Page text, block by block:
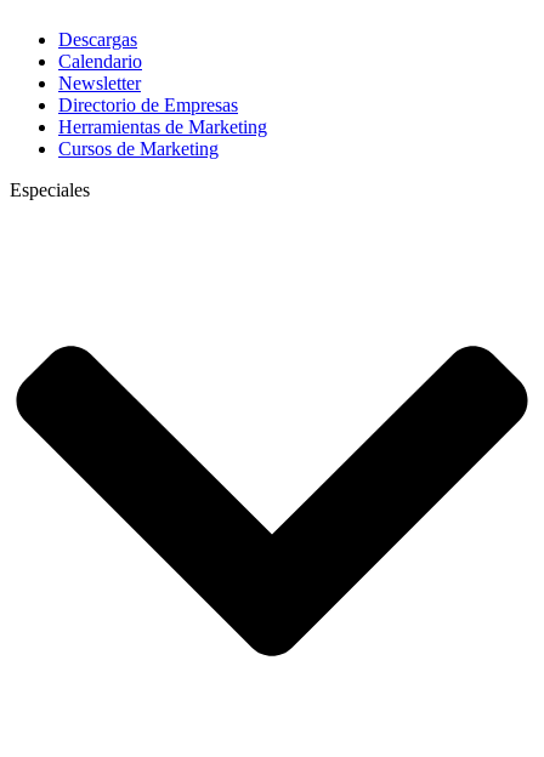
Descargas
Calendario
Newsletter
Directorio de Empresas
Herramientas de Marketing
Cursos de Marketing
Especiales